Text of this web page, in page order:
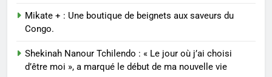
Mikate + : Une boutique de beignets aux saveurs du
Congo.
Shekinah Nanour Tchilendo : « Le jour où j’ai choisi
d’être moi », a marqué le début de ma nouvelle vie